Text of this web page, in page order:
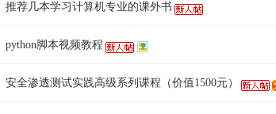
推荐几本学习计算机专业的课外书
python脚本视频教程
安全渗透测试实践高级系列课程（价值1500元）